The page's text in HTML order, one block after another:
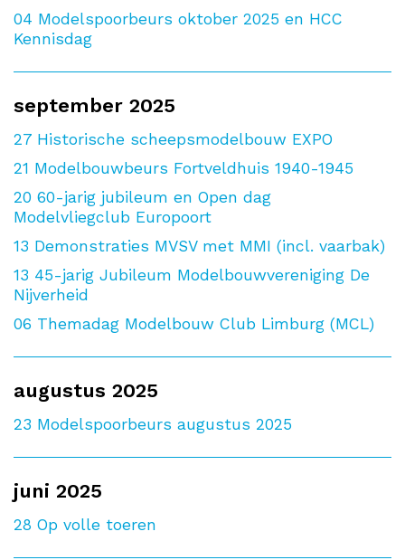
04 Modelspoorbeurs oktober 2025 en HCC
Kennisdag
september 2025
27 Historische scheepsmodelbouw EXPO
21 Modelbouwbeurs Fortveldhuis 1940-1945
20 60-jarig jubileum en Open dag
Modelvliegclub Europoort
13 Demonstraties MVSV met MMI (incl. vaarbak)
13 45-jarig Jubileum Modelbouwvereniging De
Nijverheid
06 Themadag Modelbouw Club Limburg (MCL)
augustus 2025
23 Modelspoorbeurs augustus 2025
juni 2025
28 Op volle toeren